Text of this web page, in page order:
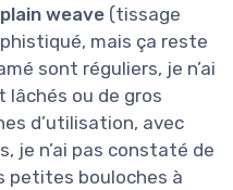
plain weave (tissage
mais ça reste
sont réguliers, je n’ai
lâchés ou de gros
d’utilisation, avec
je n’ai pas constaté de
petites bouloches à